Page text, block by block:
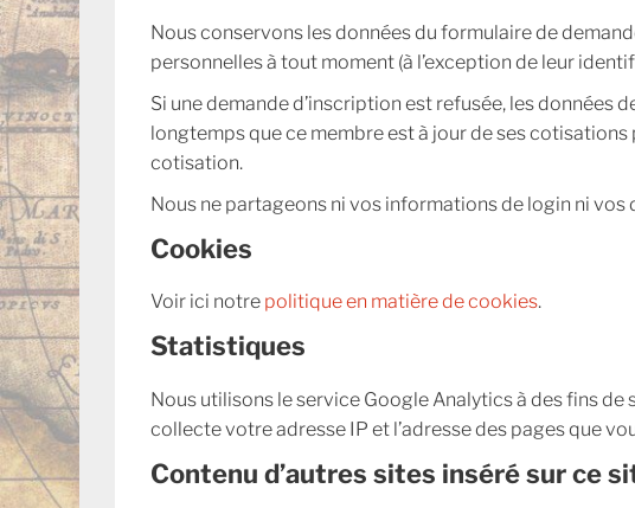
Nous conservons les données du formulaire de
personnelles à tout moment (à l’exception de leur
Si une demande d’inscription est refusée, les données
longtemps que ce membre est à jour de ses
cotisation.
Nous ne partageons ni vos informations de login ni vos
Cookies
Voir ici notre politique en matière de cookies.
Statistiques
Nous utilisons le service Google Analytics à des fins
collecte votre adresse IP et l’adresse des pages que
Contenu d’autres sites inséré sur ce